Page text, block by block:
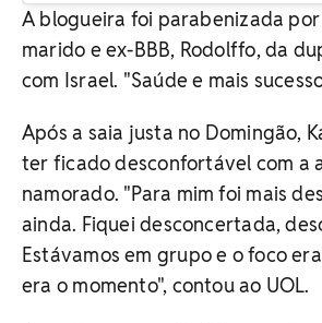
A blogueira foi parabenizada
marido e ex-BBB, Rodolffo, da
com Israel. "Saúde e mais
Após a saia justa no Domingão,
ter ficado desconfortável com a
namorado. "Para mim foi mais
ainda. Fiquei desconcertada,
Estávamos em grupo e o foco
era o momento", contou ao UOL.